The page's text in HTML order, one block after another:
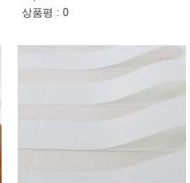
상품평 : 0